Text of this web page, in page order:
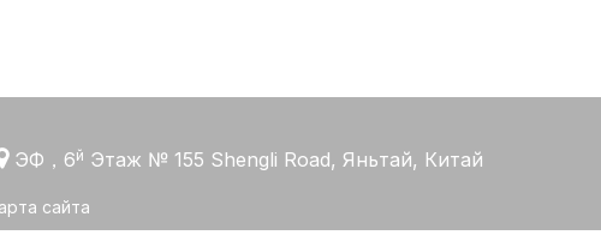
ЭФ，6й Этаж № 155 Shengli Road, Яньтай, Китай
сайта